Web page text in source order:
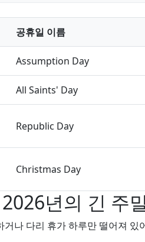
공휴일 이름
Assumption Day
All Saints' Day
Republic Day
Christmas Day
년의 긴 주
나 다리 휴가 하루만 떨어져 있